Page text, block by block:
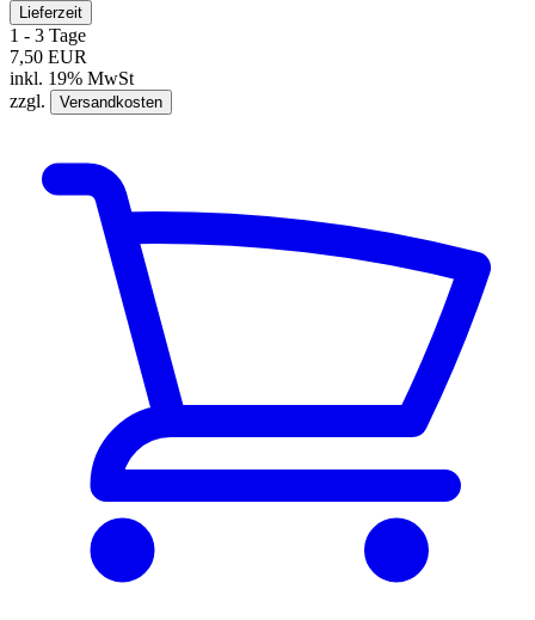
Lieferzeit
1 - 3 Tage
7,50 EUR
inkl. 19% MwSt
zzgl.
Versandkosten